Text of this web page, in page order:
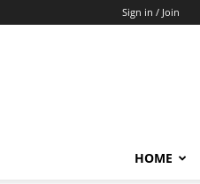
Sign in / Join
HOME